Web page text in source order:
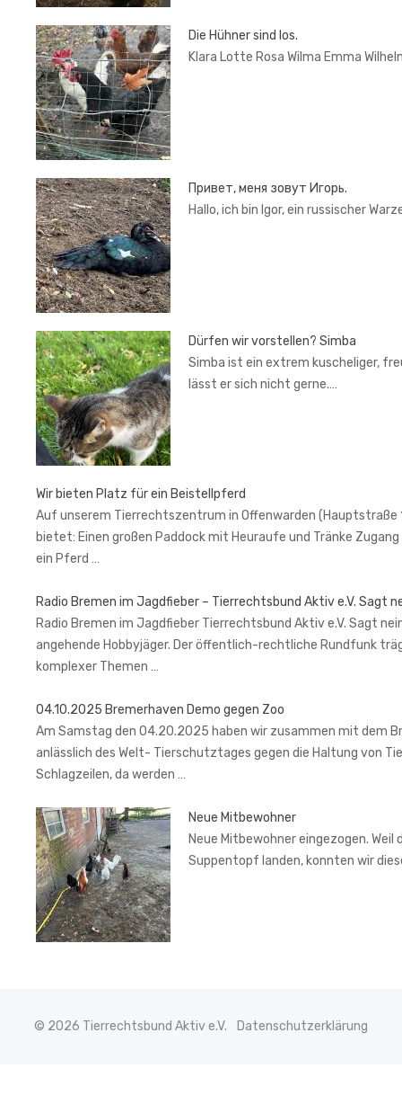
Die Hühner sind los.
Klara Lotte Rosa Wilma Emma
Привет, меня зовут Игорь.
Hallo, ich bin Igor, ein russischer
Dürfen wir vorstellen? Simba
Simba ist ein extrem kuscheliger,
lässt er sich nicht gerne.…
Wir bieten Platz für ein Beistellpferd
Auf unserem Tierrechtszentrum in Offenwarden
bietet: Einen großen Paddock mit Heuraufe und Tränke
ein Pferd …
Radio Bremen im Jagdfieber – Tierrechtsbund Aktiv e.V. Sagt
Radio Bremen im Jagdfieber Tierrechtsbund Aktiv e.V. Sagt
angehende Hobbyjäger. Der öffentlich-rechtliche Rundfunk
komplexer Themen …
04.10.2025 Bremerhaven Demo gegen Zoo
Am Samstag den 04.20.2025 haben wir zusammen mit dem
anlässlich des Welt- Tierschutztages gegen die Haltung von
Schlagzeilen, da werden …
Neue Mitbewohner
Neue Mitbewohner eingezogen.
Suppentopf landen, konnten wir
© 2026 Tierrechtsbund Aktiv e.V. Datenschutzerklärung